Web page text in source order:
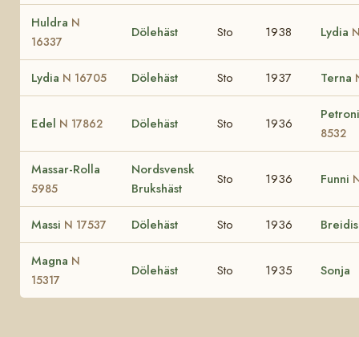
Huldra N
16337
Dölehäst Sto 1938 Lydia
Lydia N 16705 Dölehäst Sto 1937 Terna
Edel N 17862 Dölehäst Sto 1936
8532
Massar-Rolla
5985
Nordsvensk
Brukshäst
Sto 1936 Funni
Massi N 17537 Dölehäst Sto 1936
Magna N
15317
Dölehäst Sto 1935 Sonja